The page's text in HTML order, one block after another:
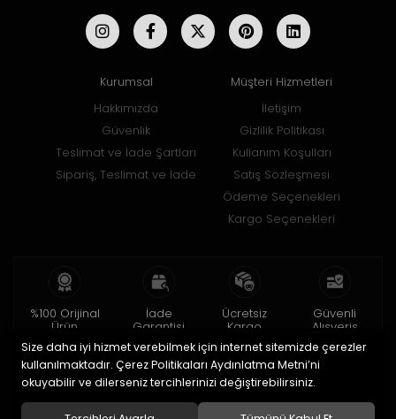
Kurumsal
Hakkımızda
Güvenlik
Teslimat ve İade Şartları
Sipariş, Teslimat ve İade
Müşteri Hizmetleri
İletişim
Gizlilik Politikası
Kullanım Koşulları
Satış Sözleşmesi
Ödeme Seçenekleri
Kargo Seçenekleri
%100 Orijinal
Ürün
2 yıl garanti
İade
Garantisi
15 gün içinde
iade
Ücretsiz
Kargo
150 TL ve üzeri
Güvenli
Alışveriş
256bit SSL ile
Size daha iyi hizmet verebilmek için internet sitemizde çerezler
kullanılmaktadır. Çerez Politikaları Aydınlatma Metni’ni
okuyabilir ve dilerseniz tercihlerinizi değiştirebilirsiniz.